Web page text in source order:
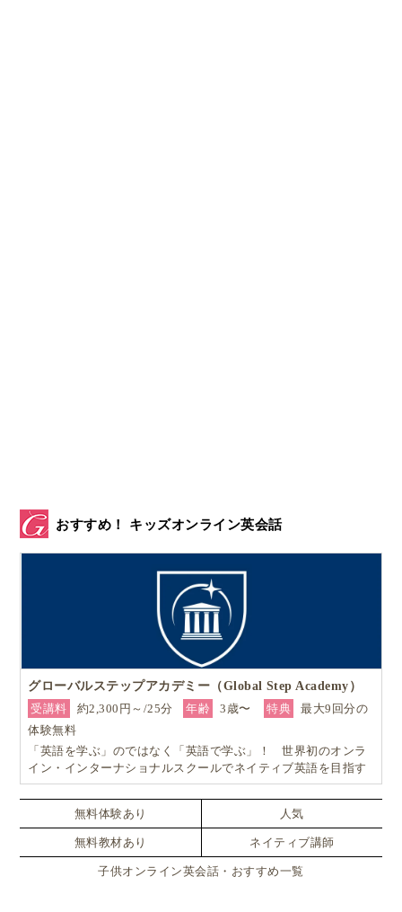
▲スウェーデンで使用されているLiber社の小学6年生向け「社会
科」の教科書
。
娘は街に貼ってある政党ポスターを見かけては、
○○党首の○○党だね！
と少し自慢げに説明してくれました。
具体的に「政党名」や「代表者の名前」を知るという
物語のキャラクターを知るように、より個人
おすすめ！ キッズオンライン英会話
グローバルステップアカデミー（Global Step Academy）
受講料
約2,300円～/25分 年齢 3歳〜 特典
最大9回分の
体験無料
「英語を学ぶ」のではなく「英語で学ぶ」！ 世界初のオンラ
イン・インターナショナルスクールでネイティブ英語を目指す
無料体験あり 人気
無料教材あり ネイティブ講師
子供オンライン英会話・おすすめ一覧